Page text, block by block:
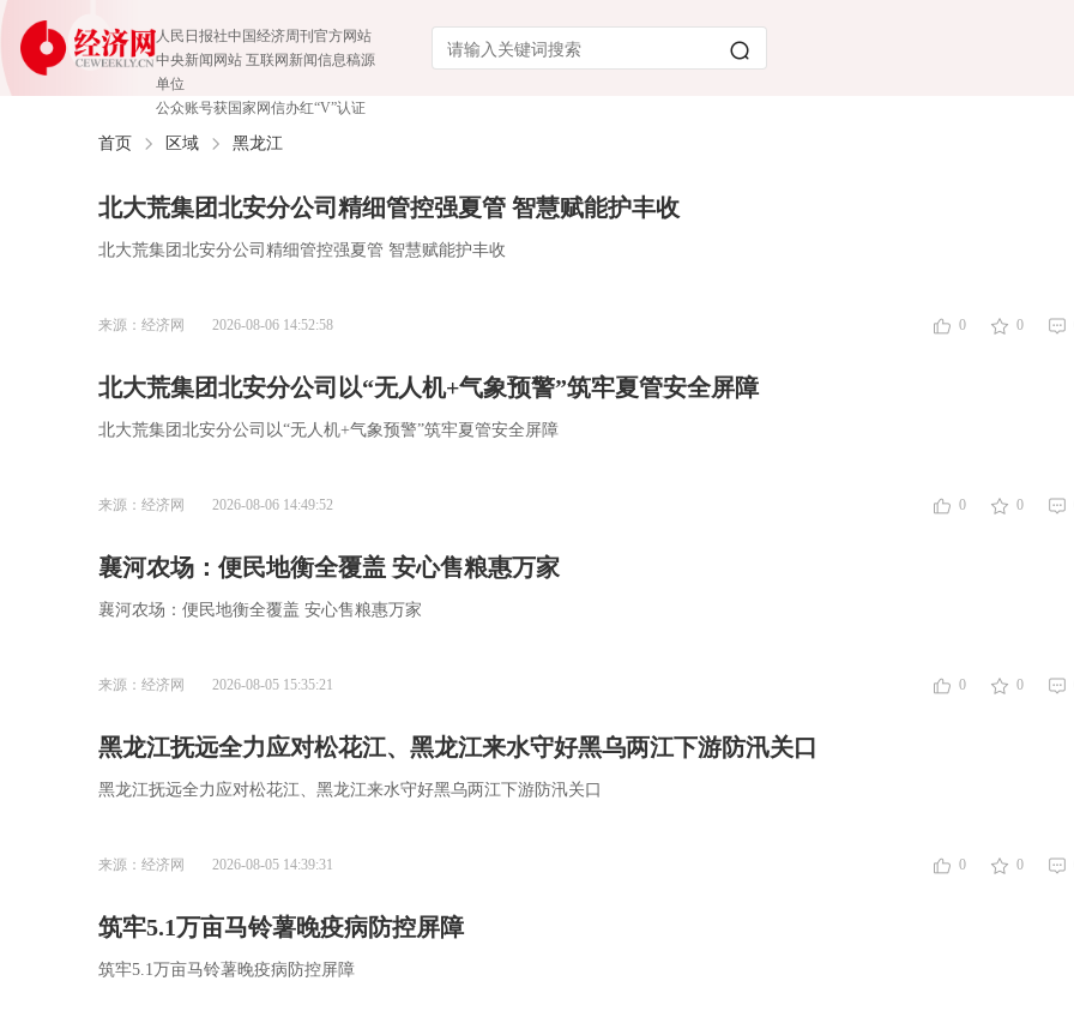
人民日报社中国经济周刊官方网站
中央新闻网站 互联网新闻信息稿源
单位
公众账号获国家网信办红“V”认证
首页 区域 黑龙江
北大荒集团北安分公司精细管控强夏管 智慧赋能护丰收
北大荒集团北安分公司精细管控强夏管 智慧赋能护丰收
来源：经济网 2026-08-06 14:52:58 0 0
北大荒集团北安分公司以“无人机+气象预警”筑牢夏管安全屏障
北大荒集团北安分公司以“无人机+气象预警”筑牢夏管安全屏障
来源：经济网 2026-08-06 14:49:52 0 0
襄河农场：便民地衡全覆盖 安心售粮惠万家
襄河农场：便民地衡全覆盖 安心售粮惠万家
来源：经济网 2026-08-05 15:35:21 0 0
黑龙江抚远全力应对松花江、黑龙江来水守好黑乌两江下游防汛关口
黑龙江抚远全力应对松花江、黑龙江来水守好黑乌两江下游防汛关口
来源：经济网 2026-08-05 14:39:31 0 0
筑牢5.1万亩马铃薯晚疫病防控屏障
筑牢5.1万亩马铃薯晚疫病防控屏障